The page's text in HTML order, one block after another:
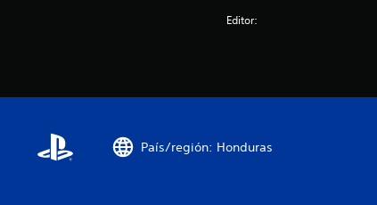
Editor:
País/región: Honduras